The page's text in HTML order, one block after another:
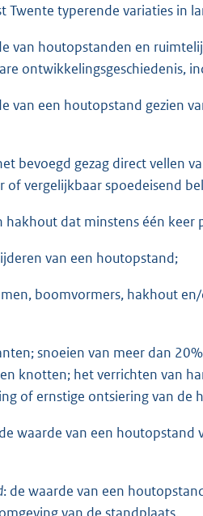
Twente typerende variaties in
van houtopstanden en
ontwikkelingsgeschiedenis,
van een houtopstand gezien
bevoegd gezag direct vellen
of vergelijkbaar spoedeisend
hakhout dat minstens één keer
van een houtopstand;
boomvormers, hakhout
snoeien van meer dan
knotten; het verrichten van
of ernstige ontsiering van
waarde van een houtopstand
: de waarde van een